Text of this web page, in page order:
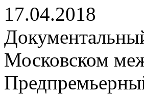
17.04.2018
Московском